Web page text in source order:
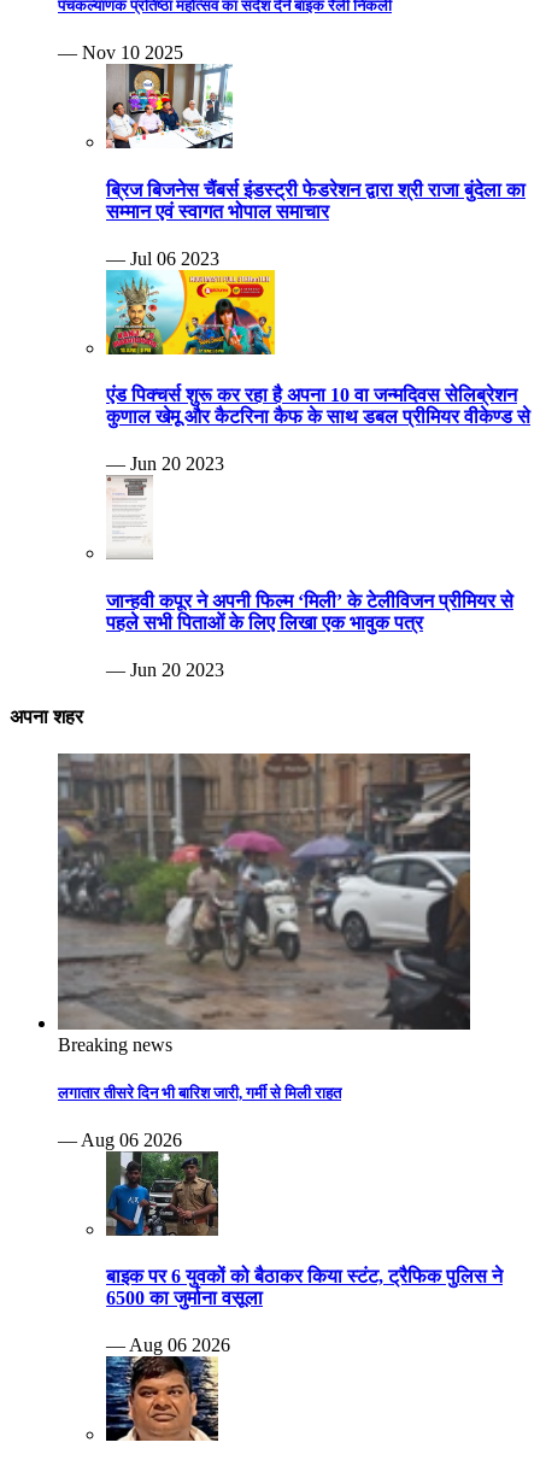
पंचकल्याणक प्रतिष्ठा महोत्सव का संदेश देने बाइक रैली निकली
— Nov 10 2025
ब्रिज बिजनेस चैंबर्स इंडस्ट्री फेडरेशन द्वारा श्री राजा बुंदेला का
सम्मान एवं स्वागत भोपाल समाचार
— Jul 06 2023
एंड पिक्चर्स शुरू कर रहा है अपना 10 वा जन्मदिवस सेलिब्रेशन
कुणाल खेमू और कैटरिना कैफ के साथ डबल प्रीमियर वीकेण्ड से
— Jun 20 2023
जान्हवी कपूर ने अपनी फिल्म ‘मिली’ के टेलीविजन प्रीमियर से
पहले सभी पिताओं के लिए लिखा एक भावुक पत्र
— Jun 20 2023
अपना शहर
Breaking news
लगातार तीसरे दिन भी बारिश जारी, गर्मी से मिली राहत
— Aug 06 2026
बाइक पर 6 युवकों को बैठाकर किया स्टंट, ट्रैफिक पुलिस ने
6500 का जुर्माना वसूला
— Aug 06 2026